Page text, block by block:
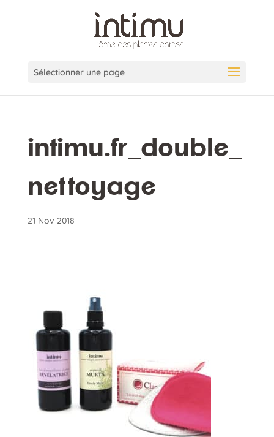
Sélectionner une page
intimu.fr_double_
nettoyage
21 Nov 2018